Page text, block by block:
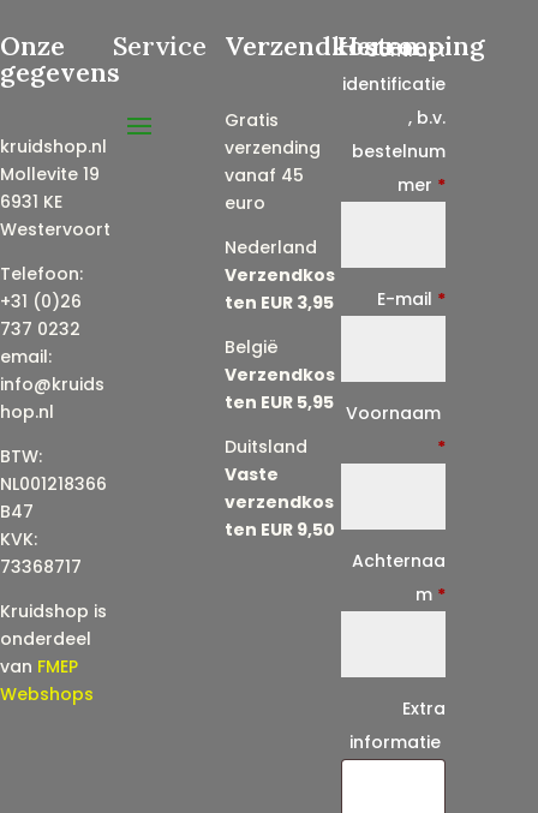
Onze
gegevens
kruidshop.nl
Mollevite 19
6931 KE
Westervoort
Telefoon:
+31 (0)26
737 0232
email:
info@kruids
hop.nl
BTW:
NL001218366
B47
KVK:
73368717
Kruidshop is
onderdeel
van FMEP
Webshops
Service Verzendkosten
Gratis
verzending
vanaf 45
euro
Nederland
Verzendkos
ten EUR 3,95
België
Verzendkos
ten EUR 5,95
Duitsland
Vaste
verzendkos
ten EUR 9,50
Herroeping
Contract
identificatie
, b.v.
bestelnum
mer *
E-mail *
Voornaam
*
Achternaa
m *
Extra
informatie